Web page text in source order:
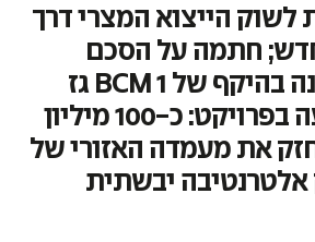
לשוק הייצוא המצרי דרך
חתמה על הסכם
הולכה ל-15 שנה בהיקף של 1 BCM גז
בשנה. ההשקעה בפרויקט: כ-100 מיליון
את מעמדה האזורי של
יבשתית